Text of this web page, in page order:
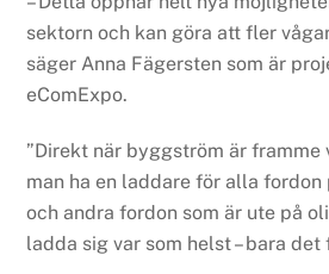
sektorn och kan göra att fler
säger Anna Fägersten som är
eComExpo.
”Direkt när byggström är framme
man ha en laddare för alla
och andra fordon som är ute på
ladda sig var som helst – bara det